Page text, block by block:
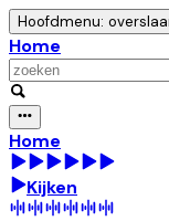
Hoofdmenu:
Home
Home
Kijken